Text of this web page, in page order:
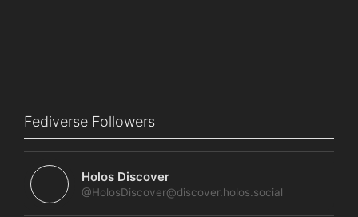
Fediverse Followers
Holos Discover
@HolosDiscover@discover.holos.social